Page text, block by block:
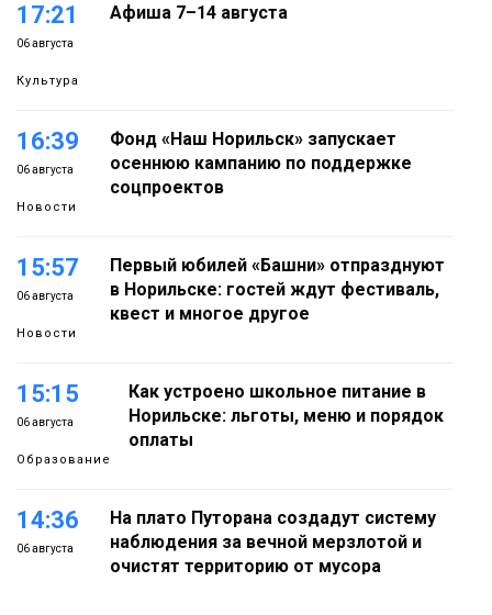
17:21
06 августа
Культура
Афиша 7–14 августа
16:39
06 августа
Новости
Фонд «Наш Норильск» запускает
осеннюю кампанию по поддержке
соцпроектов
15:57
06 августа
Новости
Первый юбилей «Башни» отпразднуют
в Норильске: гостей ждут фестиваль,
квест и многое другое
15:15
06 августа
Образование
Как устроено школьное питание в
Норильске: льготы, меню и порядок
оплаты
14:36
06 августа
На плато Путорана создадут систему
наблюдения за вечной мерзлотой и
очистят территорию от мусора